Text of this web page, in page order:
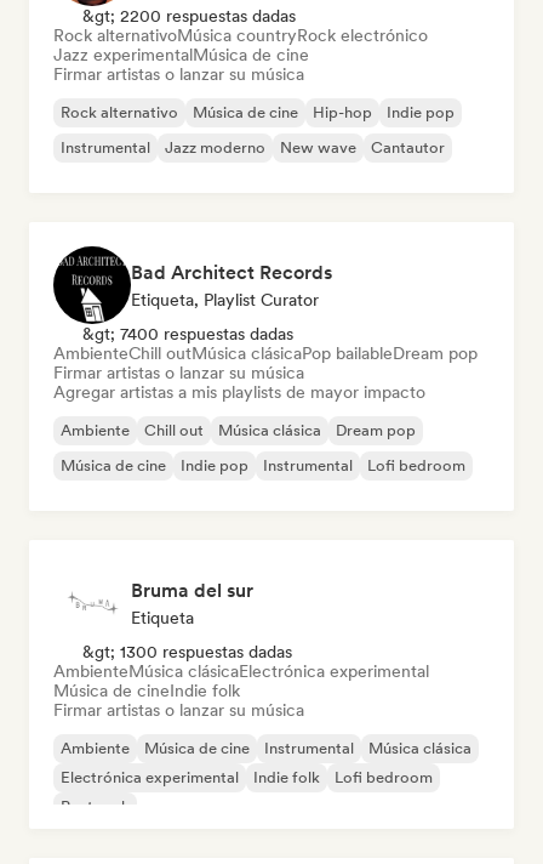
&gt; 2200 respuestas dadas
Rock alternativoMúsica countryRock electrónico
Jazz experimentalMúsica de cine
Firmar artistas o lanzar su música
Rock alternativo Música de cine Hip-hop
Indie pop
Instrumental
Jazz moderno New wave Cantautor
Bad Architect Records
Etiqueta, Playlist Curator
&gt; 7400 respuestas dadas
AmbienteChill outMúsica clásicaPop bailableDream pop
Firmar artistas o lanzar su música
Agregar artistas a mis playlists de mayor impacto
Ambiente Chill out Música clásica
Dream pop
Música de cine
Indie pop Instrumental Lofi bedroom
Bruma del sur
Etiqueta
&gt; 1300 respuestas dadas
AmbienteMúsica clásicaElectrónica experimental
Música de cineIndie folk
Firmar artistas o lanzar su música
Ambiente Música de cine Instrumental
Música clásica
Electrónica experimental
Indie folk
Lofi bedroom
Post rock